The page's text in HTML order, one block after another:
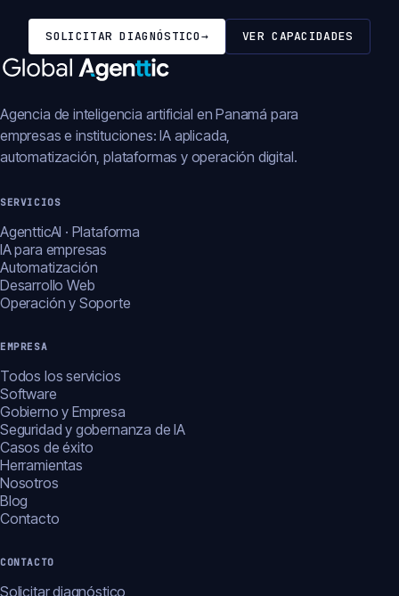
SOLICITAR DIAGNÓSTICO→ VER CAPACIDADES
Agencia de inteligencia artificial en Panamá para
empresas e instituciones: IA aplicada,
automatización, plataformas y operación digital.
SERVICIOS
AgentticAI · Plataforma
IA para empresas
Automatización
Desarrollo Web
Operación y Soporte
EMPRESA
Todos los servicios
Software
Gobierno y Empresa
Seguridad y gobernanza de IA
Casos de éxito
Herramientas
Nosotros
Blog
Contacto
CONTACTO
Solicitar diagnóstico